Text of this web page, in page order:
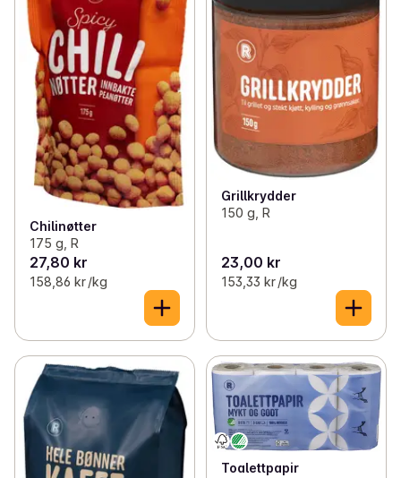
Chilinøtter
175 g, R
27,80 kr
158,86 kr /kg
Grillkrydder
150 g, R
23,00 kr
153,33 kr /kg
Toalettpapir